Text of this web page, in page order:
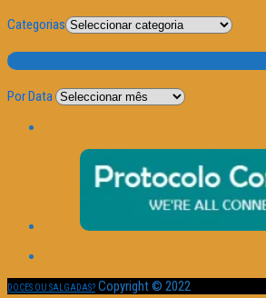
Categorias
Por Data
Por Data
DOCES OU SALGADAS? Copyright © 2022